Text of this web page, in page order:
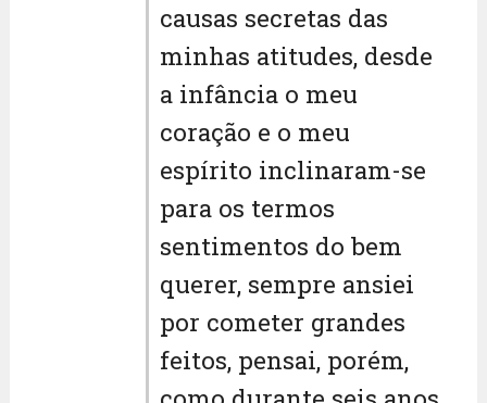
causas secretas das
minhas atitudes, desde
a infância o meu
coração e o meu
espírito inclinaram-se
para os termos
sentimentos do bem
querer, sempre ansiei
por cometer grandes
feitos, pensai, porém,